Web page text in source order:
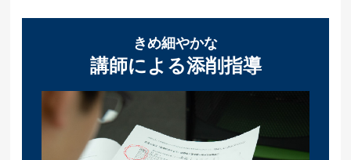
きめ細やかな
講師による添削指導